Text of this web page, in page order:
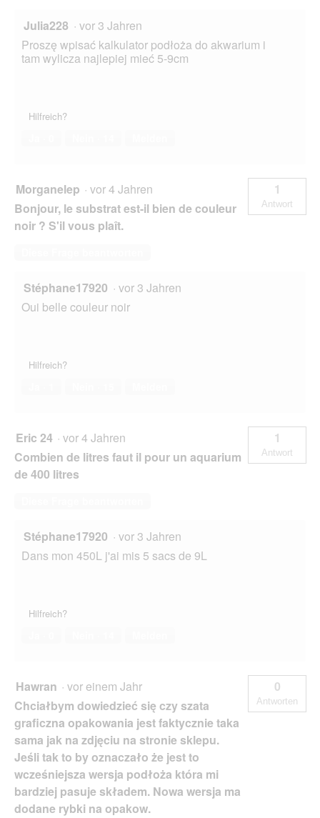
Julia228 · vor 3 Jahren
Proszę wpisać kalkulator podłoża do akwarium i
tam wylicza najlepiej mieć 5-9cm
Hilfreich?
Morganelep · vor 4 Jahren
Bonjour, le substrat est-il bien de couleur
noir ? S'il vous plaît.
1
Antwort
Stéphane17920 · vor 3 Jahren
Oui belle couleur noir
Hilfreich?
Eric 24 · vor 4 Jahren
Combien de litres faut il pour un aquarium
de 400 litres
1
Antwort
Stéphane17920 · vor 3 Jahren
Dans mon 450L j'ai mis 5 sacs de 9L
Hilfreich?
Hawran · vor einem Jahr
Chciałbym dowiedzieć się czy szata
graficzna opakowania jest faktycznie taka
sama jak na zdjęciu na stronie sklepu.
Jeśli tak to by oznaczało że jest to
wcześniejsza wersja podłoża która mi
bardziej pasuje składem. Nowa wersja ma
dodane rybki na opakow.
0
Antworten